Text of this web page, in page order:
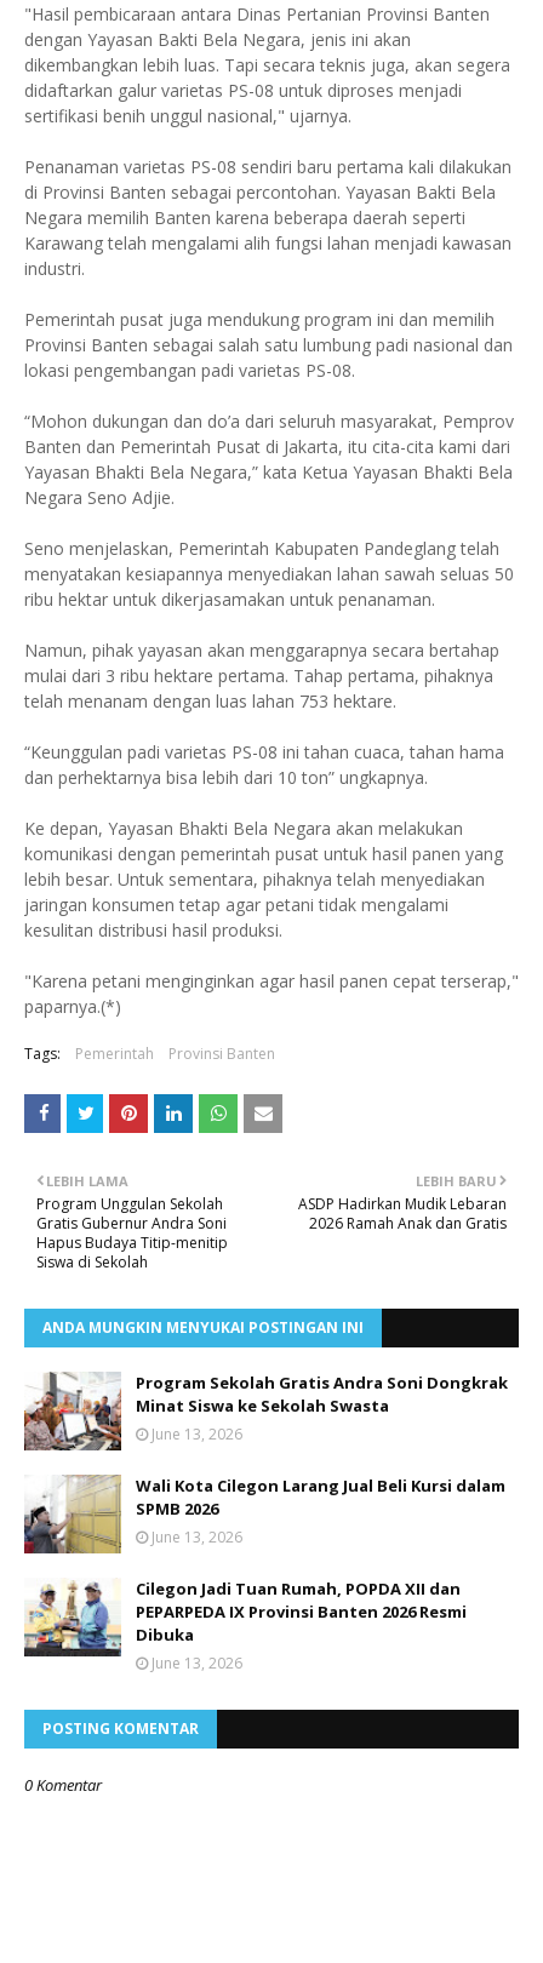
"Hasil pembicaraan antara Dinas Pertanian Provinsi Banten
dengan Yayasan Bakti Bela Negara, jenis ini akan
dikembangkan lebih luas. Tapi secara teknis juga, akan segera
didaftarkan galur varietas PS-08 untuk diproses menjadi
sertifikasi benih unggul nasional," ujarnya.
Penanaman varietas PS-08 sendiri baru pertama kali dilakukan
di Provinsi Banten sebagai percontohan. Yayasan Bakti Bela
Negara memilih Banten karena beberapa daerah seperti
Karawang telah mengalami alih fungsi lahan menjadi kawasan
industri.
Pemerintah pusat juga mendukung program ini dan memilih
Provinsi Banten sebagai salah satu lumbung padi nasional dan
lokasi pengembangan padi varietas PS-08.
“Mohon dukungan dan do’a dari seluruh masyarakat, Pemprov
Banten dan Pemerintah Pusat di Jakarta, itu cita-cita kami dari
Yayasan Bhakti Bela Negara,” kata Ketua Yayasan Bhakti Bela
Negara Seno Adjie.
Seno menjelaskan, Pemerintah Kabupaten Pandeglang telah
menyatakan kesiapannya menyediakan lahan sawah seluas 50
ribu hektar untuk dikerjasamakan untuk penanaman.
Namun, pihak yayasan akan menggarapnya secara bertahap
mulai dari 3 ribu hektare pertama. Tahap pertama, pihaknya
telah menanam dengan luas lahan 753 hektare.
“Keunggulan padi varietas PS-08 ini tahan cuaca, tahan hama
dan perhektarnya bisa lebih dari 10 ton” ungkapnya.
Ke depan, Yayasan Bhakti Bela Negara akan melakukan
komunikasi dengan pemerintah pusat untuk hasil panen yang
lebih besar. Untuk sementara, pihaknya telah menyediakan
jaringan konsumen tetap agar petani tidak mengalami
kesulitan distribusi hasil produksi.
"Karena petani menginginkan agar hasil panen cepat terserap,"
paparnya.(*)
Tags: Pemerintah Provinsi Banten
LEBIH BARU
ASDP Hadirkan Mudik Lebaran
2026 Ramah Anak dan Gratis
LEBIH LAMA
Program Unggulan Sekolah
Gratis Gubernur Andra Soni
Hapus Budaya Titip-menitip
Siswa di Sekolah
ANDA MUNGKIN MENYUKAI POSTINGAN INI
Program Sekolah Gratis Andra Soni Dongkrak
Minat Siswa ke Sekolah Swasta
June 13, 2026
Wali Kota Cilegon Larang Jual Beli Kursi dalam
SPMB 2026
June 13, 2026
Cilegon Jadi Tuan Rumah, POPDA XII dan
PEPARPEDA IX Provinsi Banten 2026 Resmi
Dibuka
June 13, 2026
POSTING KOMENTAR
0 Komentar